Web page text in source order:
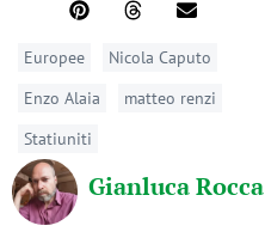
Europee
Nicola Caputo
Enzo Alaia
matteo renzi
Statiuniti
Gianluca Rocca